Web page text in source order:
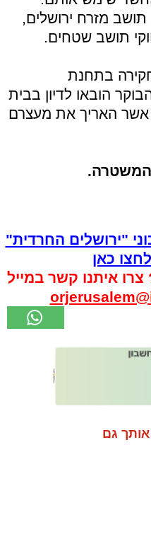
נעצרו: צעיר בן 22, תושב מזרח ירושלים,
בתחנת
הובאו לדיון בבית
האריך את מעצרם
המשטרה.
"ירושלים החרדית"
כאן
צרו איתנו קשר במייל
אותך גם